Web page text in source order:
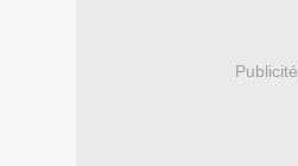
Publicité